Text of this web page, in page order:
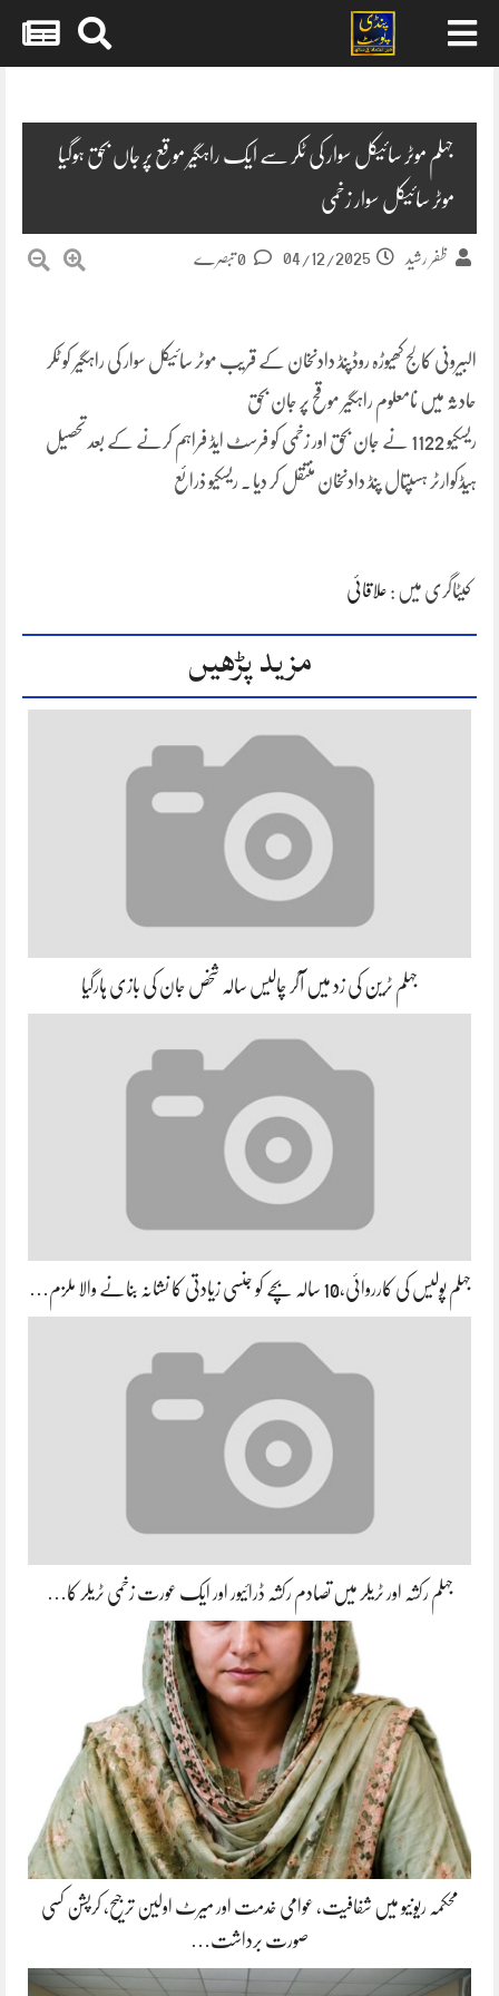
جہلم موٹر سائیکل سوار کی ٹکر سے ایک راہگیر موقع پر جاں بحق ہوگیا
موٹر سائیکل سوار زخمی
ظفر رشید 04/12/2025
البیرونی کالج کھیوڑہ روڈپنڈ دادنخان کے قریب موٹر سائیکل سوار کی راہگیر کو ٹکر
حادثہ میں نامعلوم راہگیر موقح پر جان بحق
ریسکیو 1122 نے جان بحق اور زخمی کو فرسٹ ایڈ فراہم کرنے کے بعد تحصیل
ہیڈکوارٹر ہسپتال پنڈ دادنخان منتقل کر دیا ۔ ریسکیو ذرائع
کیٹاگری میں : علاقائی
مزید پڑھیں
جہلم ٹرین کی زد میں آکر چالیس سالہ شخص جان کی بازی ہارگیا
جہلم پولیس کی کارروائی،10 سالہ بچے کو جنسی زیادتی کا نشانہ بنانے والا ملزم…
جہلم رکشہ اور ٹریلر میں تصادم رکشہ ڈرائیور اور ایک عورت زخمی ٹریلر کا…
محکمہ ریونیو میں شفافیت، عوامی خدمت اور میرٹ اولین ترجیح، کرپشن کسی
صورت برداشت…